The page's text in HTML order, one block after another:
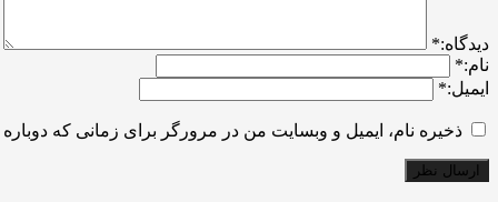
ديدگاه:*
نام:*
ایمیل:*
ذخیره نام، ایمیل و وبسایت من در مرورگر برای زمانی که